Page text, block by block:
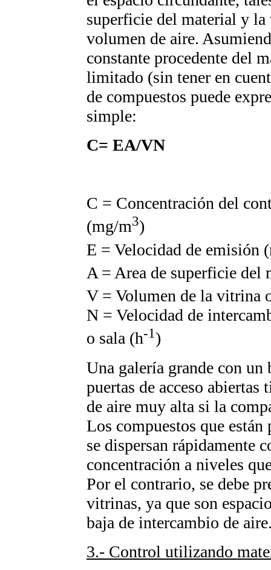
superficie del material y
volumen de aire.
constante procedente del
limitado (sin tener en
de compuestos puede
simple:
C= EA/VN
C = Concentración del
(mg/m3)
E = Velocidad de emisión
A = Area de superficie del
V = Volumen de la vitrina
N = Velocidad de
o sala (h-1)
Una galería grande con
puertas de acceso
de aire muy alta si la
Los compuestos que están
se dispersan rápidamente
concentración a niveles
Por el contrario, se debe
vitrinas, ya que son
baja de intercambio de
3.- Control utilizando